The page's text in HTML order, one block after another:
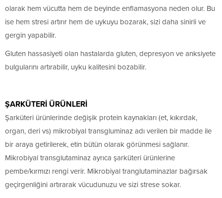
olarak hem vücutta hem de beyinde enflamasyona neden olur. Bu
ise hem stresi artırır hem de uykuyu bozarak, sizi daha sinirli ve
gergin yapabilir.
Gluten hassasiyeti olan hastalarda gluten, depresyon ve anksiyete
bulgularını artırabilir, uyku kalitesini bozabilir.
ŞARKÜTERİ ÜRÜNLERİ
Şarküteri ürünlerinde değişik protein kaynakları (et, kıkırdak,
organ, deri vs) mikrobiyal transgluminaz adı verilen bir madde ile
bir araya getirilerek, etin bütün olarak görünmesi sağlanır.
Mikrobiyal transglutaminaz ayrıca şarküteri ürünlerine
pembe/kırmızı rengi verir. Mikrobiyal tranglutaminazlar bağırsak
geçirgenliğini artırarak vücudunuzu ve sizi strese sokar.